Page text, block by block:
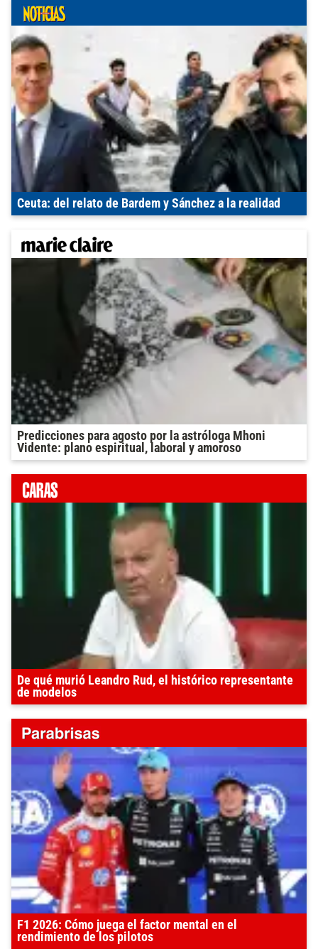
Ceuta: del relato de Bardem y Sánchez a la realidad
Predicciones para agosto por la astróloga Mhoni
Vidente: plano espiritual, laboral y amoroso
De qué murió Leandro Rud, el histórico representante
de modelos
F1 2026: Cómo juega el factor mental en el
rendimiento de los pilotos